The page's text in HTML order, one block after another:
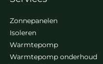
Zonnepanelen
Isoleren
Warmtepomp
Warmtepomp onderhoud